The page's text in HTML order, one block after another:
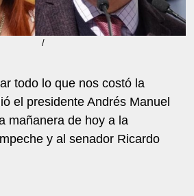
/
todo lo que nos costó la
el presidente Andrés Manuel
mañanera de hoy a la
y al senador Ricardo